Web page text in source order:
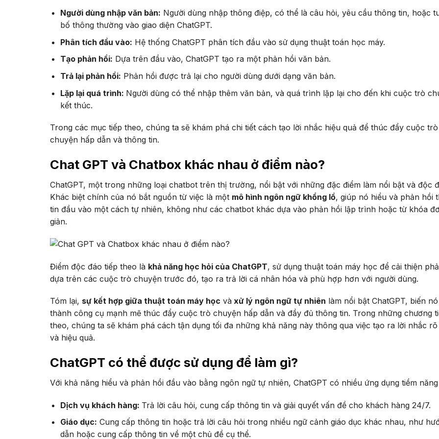
Người dùng nhập văn bản: Người dùng nhập thông điệp, có thể là câu hỏi, yêu cầu thông tin, hoặc
bố thông thường vào giao diện ChatGPT.
Phân tích đầu vào: Hệ thống ChatGPT phân tích đầu vào sử dụng thuật toán học máy.
Tạo phản hồi: Dựa trên đầu vào, ChatGPT tạo ra một phản hồi văn bản.
Trả lại phản hồi: Phản hồi được trả lại cho người dùng dưới dạng văn bản.
Lặp lại quá trình: Người dùng có thể nhập thêm văn bản, và quá trình lặp lại cho đến khi cuộc trò
kết thúc.
Trong các mục tiếp theo, chúng ta sẽ khám phá chi tiết cách tạo lời nhắc hiệu quả để thúc đẩy cuộc trò
chuyện hấp dẫn và thông tin.
Chat GPT và Chatbox khác nhau ở điểm nào?
ChatGPT, một trong những loại chatbot trên thị trường, nổi bật với những đặc điểm làm nổi bật và độc
Khác biệt chính của nó bắt nguồn từ việc là một mô hình ngôn ngữ khổng lồ, giúp nó hiểu và phản hồi
tin đầu vào một cách tự nhiên, không như các chatbot khác dựa vào phản hồi lập trình hoặc từ khóa
giản.
Điểm độc đáo tiếp theo là khả năng học hỏi của ChatGPT, sử dụng thuật toán máy học để cải thiện
dựa trên các cuộc trò chuyện trước đó, tạo ra trả lời cá nhân hóa và phù hợp hơn với người dùng.
Tóm lại, sự kết hợp giữa thuật toán máy học và xử lý ngôn ngữ tự nhiên làm nổi bật ChatGPT, biến nó
thành công cụ mạnh mẽ thúc đẩy cuộc trò chuyện hấp dẫn và đầy đủ thông tin. Trong những chương
theo, chúng ta sẽ khám phá cách tận dụng tối đa những khả năng này thông qua việc tạo ra lời nhắc
và hiệu quả.
ChatGPT có thể được sử dụng để làm gì?
Với khả năng hiểu và phản hồi đầu vào bằng ngôn ngữ tự nhiên, ChatGPT có nhiều ứng dụng tiềm năng
Dịch vụ khách hàng: Trả lời câu hỏi, cung cấp thông tin và giải quyết vấn đề cho khách hàng 24/7.
Giáo dục: Cung cấp thông tin hoặc trả lời câu hỏi trong nhiều ngữ cảnh giáo dục khác nhau, như
dẫn hoặc cung cấp thông tin về một chủ đề cụ thể.